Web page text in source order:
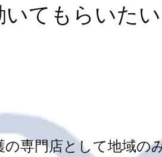
いてもらいた
の専門店として地域の